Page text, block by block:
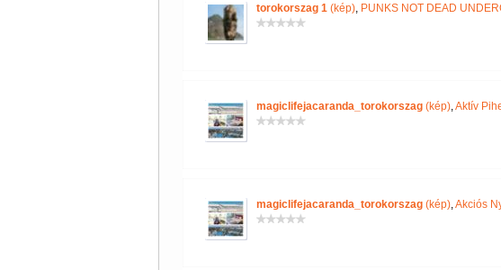
torokorszag 1(kép), PUNKS NOT DEAD
magiclifejacaranda_torokorszag(kép),Aktív
magiclifejacaranda_torokorszag(kép),Akciós